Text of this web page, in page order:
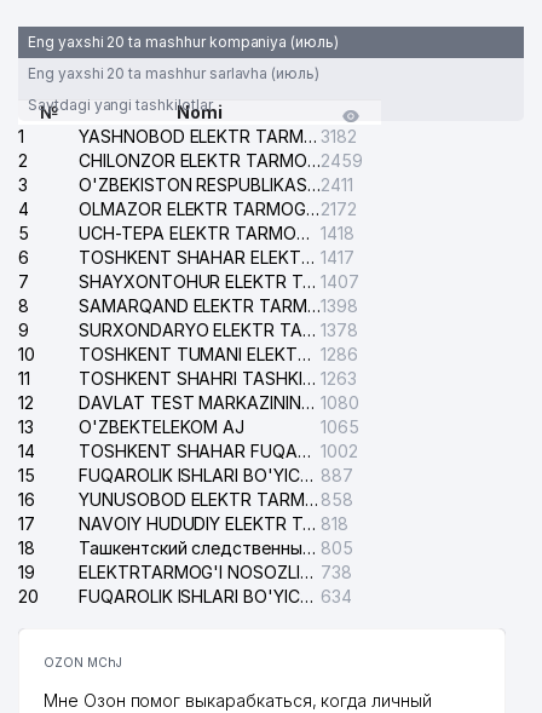
Eng yaxshi 20 ta mashhur kompaniya (июль)
Eng yaxshi 20 ta mashhur sarlavha (июль)
Saytdagi yangi tashkilotlar
№
Nomi
1
YASHNOBOD ELEKTR TARMOG'I NOSOZLIKLARI XIZMATI 3182
2
CHILONZOR ELEKTR TARMOG'I NOSOZLIK XIZMATI2459
3
O'ZBEKISTON RESPUBLIKASI BOSH PROKURATURASI ISHONCH TELEFONI2411
4
OLMAZOR ELEKTR TARMOG'I NOSOZLIKLARI XIZMATI2172
5
UCH-TEPA ELEKTR TARMOG'I NOSOZLIKLARI XIZMATI 1418
6
TOSHKENT SHAHAR ELEKTR TARMOQLARI KORXONASI AJ 1417
7
SHAYXONTOHUR ELEKTR TARMOG'I NOSOZLIKLARINI TUZATISH XIZMATI 1407
8
SAMARQAND ELEKTR TARMOQLARI AJ1398
9
SURXONDARYO ELEKTR TARMOQLARI AJ 1378
10
TOSHKENT TUMANI ELEKTR TARMOG'I AVARIYA XIZMATI 1286
11
TOSHKENT SHAHRI TASHKILOT TELEFONLARI HAQIDA MA'LUMOT BYUROSI 1263
12
DAVLAT TEST MARKAZINING ISHONCH TELEFONLARI 1080
13
O'ZBEKTELEKOM AJ
1065
14
TOSHKENT SHAHAR FUQAROLIK ISHLARI BO'YICHA SUDI 1002
15
FUQAROLIK ISHLARI BO'YICHA YAKKASAROY TUMANLARARO SUDI 887
16
YUNUSOBOD ELEKTR TARMOG'I NOSOZLIKLARI XIZMATI 858
17
NAVOIY HUDUDIY ELEKTR TARMOQLARI KORXONASI AJ 818
18
Ташкентский следственный изолятор 805
19
ELEKTRTARMOG'I NOSOZLIKLARINI TO'ZATISH SERGELI XIZMATI 738
20
FUQAROLIK ISHLARI BO'YICHA UCH-TEPA TUMANI SUDI 634
OZON MChJ
Мне Озон помог выкарабкаться, когда личный